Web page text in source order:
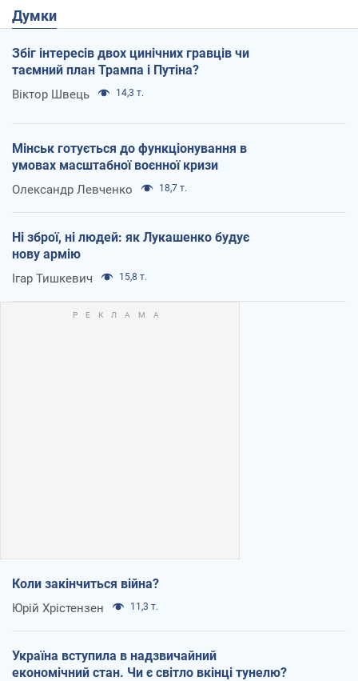
Думки
Збіг інтересів двох цинічних гравців чи
таємний план Трампа і Путіна?
Віктор Швець 14,3 т.
Мінськ готується до функціонування в
умовах масштабної воєнної кризи
Олександр Левченко 18,7 т.
Ні зброї, ні людей: як Лукашенко будує
нову армію
Ігар Тишкевич 15,8 т.
Коли закінчиться війна?
Юрій Хрістензен 11,3 т.
Україна вступила в надзвичайний
економічний стан. Чи є світло вкінці тунелю?